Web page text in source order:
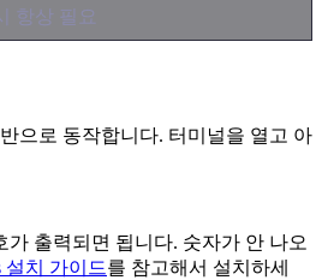
항상 필요
반으로 동작합니다. 터미널을 열고 아
가 출력되면 됩니다. 숫자가 안 나오
설치 가이드를 참고해서 설치하세